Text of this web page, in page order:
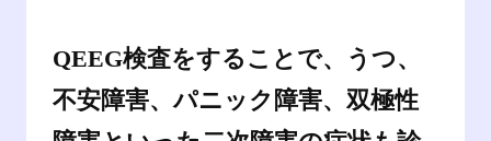
QEEG検査をすることで、うつ、
不安障害、パニック障害、双極性